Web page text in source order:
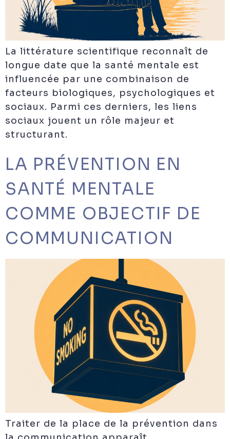
La littérature scientifique reconnaît de
longue date que la santé mentale est
influencée par une combinaison de
facteurs biologiques, psychologiques et
sociaux. Parmi ces derniers, les liens
sociaux jouent un rôle majeur et
structurant.
LA PRÉVENTION EN
SANTÉ MENTALE
COMME OBJECTIF DE
COMMUNICATION
Traiter de la place de la prévention dans